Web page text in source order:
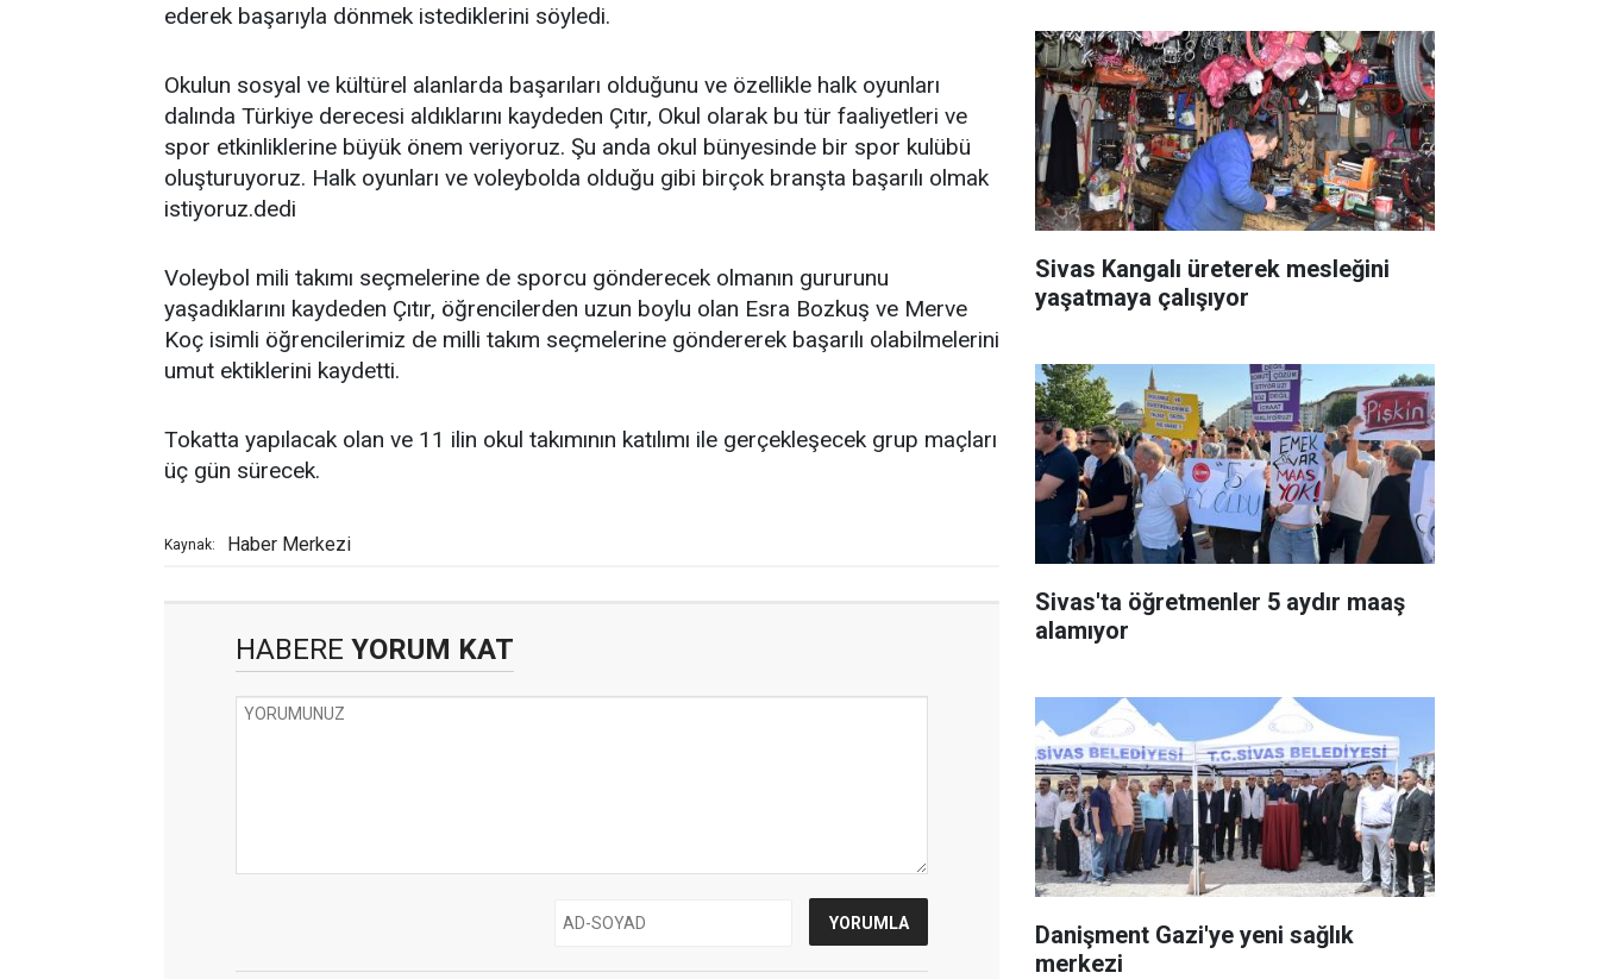
ederek başarıyla dönmek istediklerini söyledi.
Okulun sosyal ve kültürel alanlarda başarıları olduğunu ve özellikle halk oyunları
dalında Türkiye derecesi aldıklarını kaydeden Çıtır, Okul olarak bu tür faaliyetleri ve
spor etkinliklerine büyük önem veriyoruz. Şu anda okul bünyesinde bir spor kulübü
oluşturuyoruz. Halk oyunları ve voleybolda olduğu gibi birçok branşta başarılı olmak
istiyoruz.dedi
Voleybol mili takımı seçmelerine de sporcu gönderecek olmanın gururunu
yaşadıklarını kaydeden Çıtır, öğrencilerden uzun boylu olan Esra Bozkuş ve Merve
Koç isimli öğrencilerimiz de milli takım seçmelerine göndererek başarılı olabilmelerini
umut ektiklerini kaydetti.
Tokatta yapılacak olan ve 11 ilin okul takımının katılımı ile gerçekleşecek grup maçları
üç gün sürecek.
Kaynak: Haber Merkezi
HABERE YORUM KAT
Sivas Kangalı üreterek mesleğini
yaşatmaya çalışıyor
Sivas'ta öğretmenler 5 aydır maaş
alamıyor
Danişment Gazi'ye yeni sağlık
merkezi